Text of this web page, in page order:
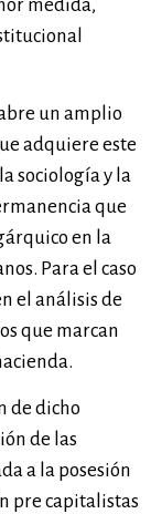
medida,
un amplio
adquiere este
sociología y la
que
en la
Para el caso
el análisis de
que marcan
de dicho
de las
a la posesión
pre capitalistas